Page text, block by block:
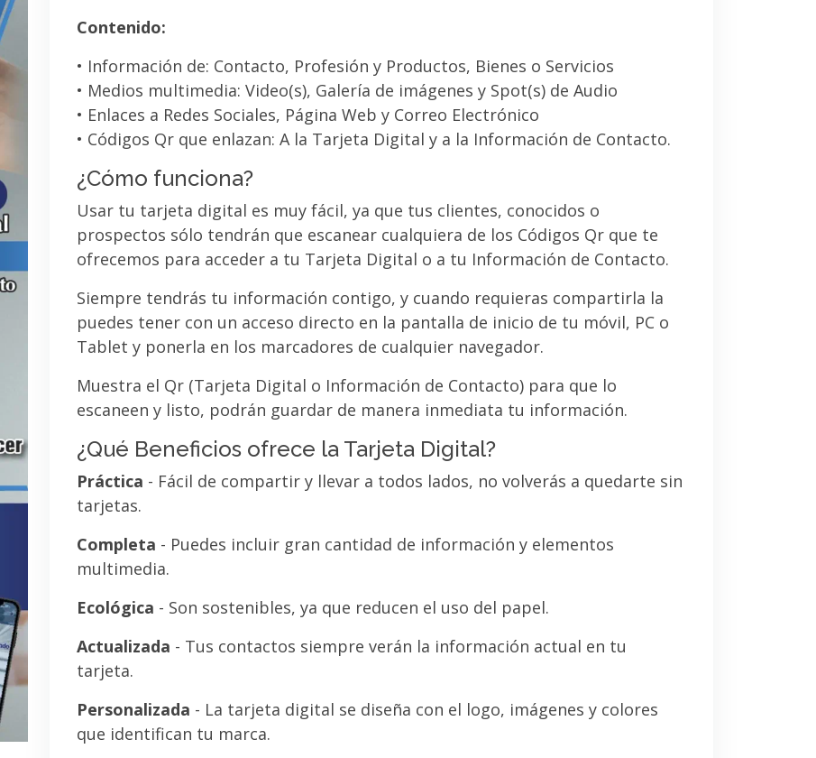
Contenido:
• Información de: Contacto, Profesión y Productos, Bienes o Servicios
• Medios multimedia: Video(s), Galería de imágenes y Spot(s) de Audio
• Enlaces a Redes Sociales, Página Web y Correo Electrónico
• Códigos Qr que enlazan: A la Tarjeta Digital y a la Información de Contacto.
¿Cómo funciona?
Usar tu tarjeta digital es muy fácil, ya que tus clientes, conocidos o
prospectos sólo tendrán que escanear cualquiera de los Códigos Qr que te
ofrecemos para acceder a tu Tarjeta Digital o a tu Información de Contacto.
Siempre tendrás tu información contigo, y cuando requieras compartirla la
puedes tener con un acceso directo en la pantalla de inicio de tu móvil, PC o
Tablet y ponerla en los marcadores de cualquier navegador.
Muestra el Qr (Tarjeta Digital o Información de Contacto) para que lo
escaneen y listo, podrán guardar de manera inmediata tu información.
¿Qué Beneficios ofrece la Tarjeta Digital?
Práctica - Fácil de compartir y llevar a todos lados, no volverás a quedarte sin
tarjetas.
Completa - Puedes incluir gran cantidad de información y elementos
multimedia.
Ecológica - Son sostenibles, ya que reducen el uso del papel.
Actualizada - Tus contactos siempre verán la información actual en tu
tarjeta.
Personalizada - La tarjeta digital se diseña con el logo, imágenes y colores
que identifican tu marca.